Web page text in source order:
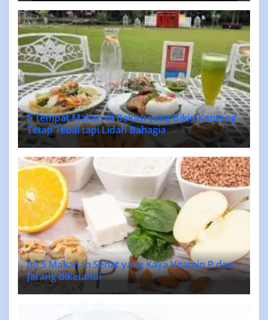
5 Tempat Makan di Bekasi yang Bikin Kantong
Tetap Tebal tapi Lidah Bahagia
Ini 5 Makanan Sehat yang Kaya Vitamin P dan
Jarang diketahui